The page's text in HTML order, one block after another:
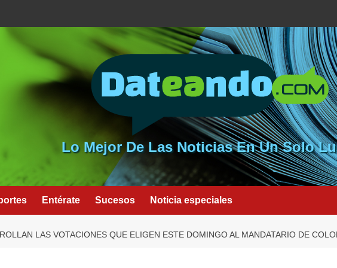
Lo Mejor De Las Noticias En Un Solo
Entérate Sucesos Noticia especiales
LAS VOTACIONES QUE ELIGEN ESTE DOMINGO AL MANDATARIO DE